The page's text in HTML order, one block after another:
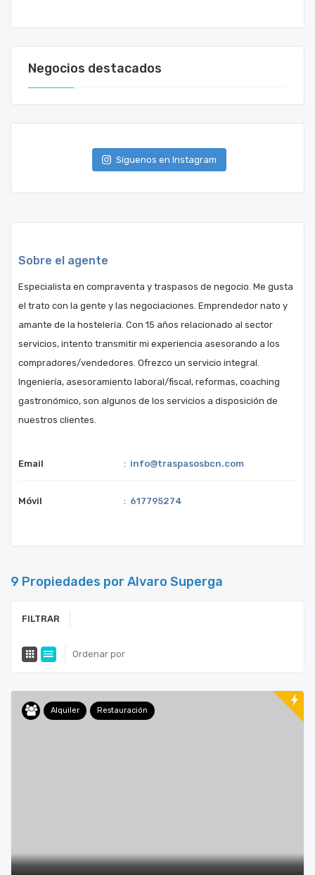
Negocios destacados
Síguenos en Instagram
Sobre el agente
Especialista en compraventa y traspasos de negocio. Me gusta
el trato con la gente y las negociaciones. Emprendedor nato y
amante de la hostelería. Con 15 años relacionado al sector
servicios, intento transmitir mi experiencia asesorando a los
compradores/vendedores. Ofrezco un servicio integral.
Ingeniería, asesoramiento laboral/fiscal, reformas, coaching
gastronómico, son algunos de los servicios a disposición de
nuestros clientes.
Email : info@traspasosbcn.com
Móvil : 617795274
9 Propiedades por Alvaro Superga
FILTRAR
Ordenar por
Alquiler Restauración